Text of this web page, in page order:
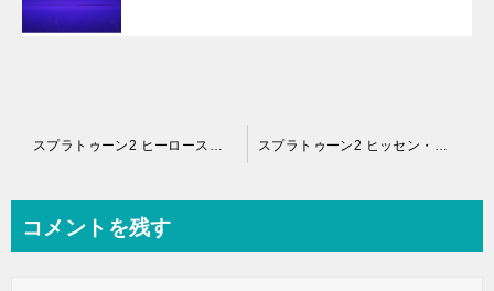
ビ
コメントを残す